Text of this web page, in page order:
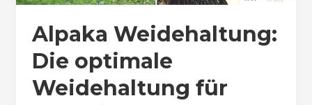
Alpaka Weidehaltung:
Die optimale
Weidehaltung für